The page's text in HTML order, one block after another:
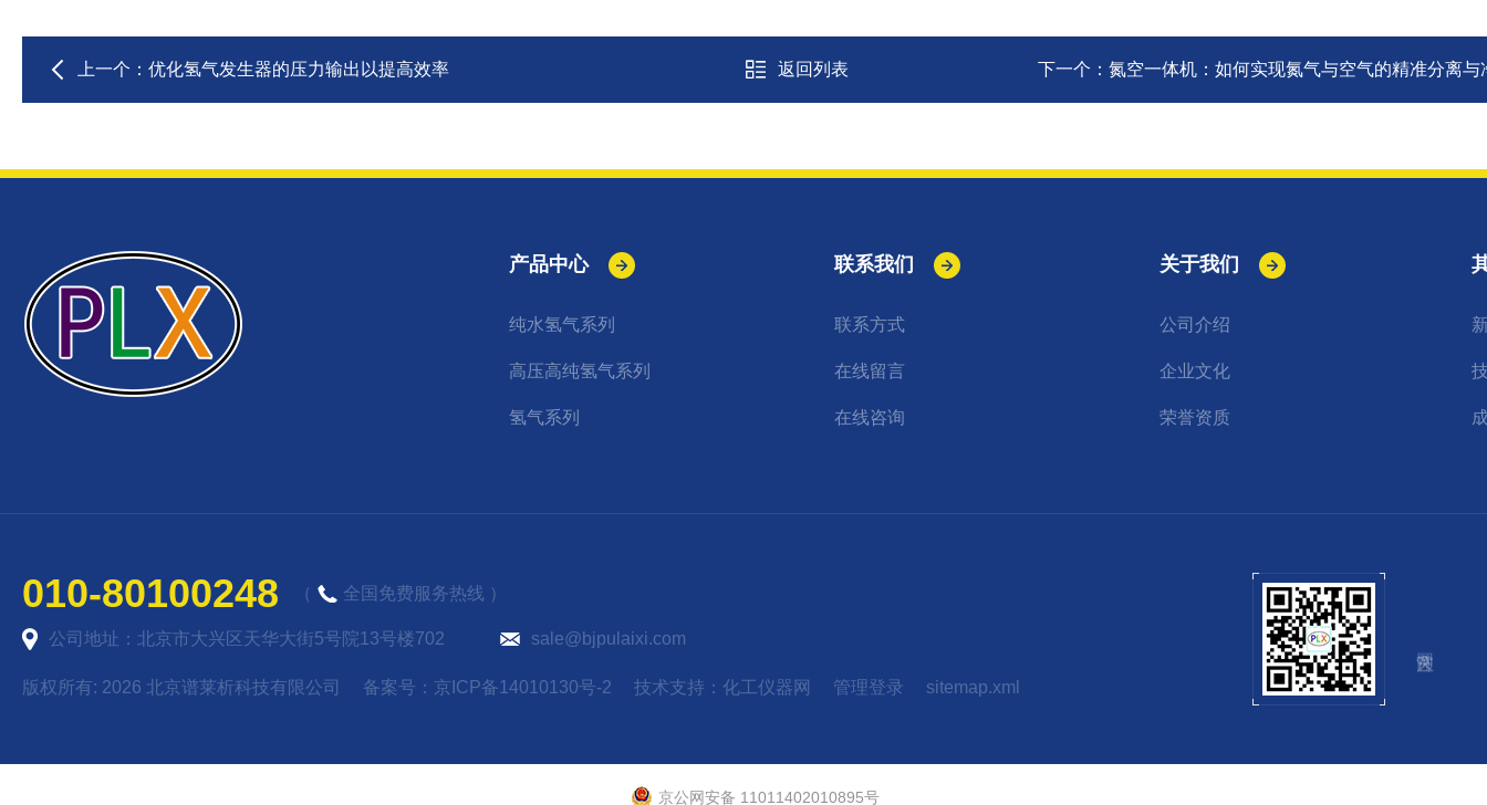
上一个： 优化氢气发生器的压力输出以提高效率 返回列表 下一个： 氮空一体机：如何实现氮气与空气的精准分离与
产品中心
纯水氢气系列
高压高纯氢气系列
氢气系列
联系我们
联系方式
在线留言
在线咨询
关于我们
公司介绍
企业文化
荣誉资质
010-80100248 （ 全国免费服务热线 ）
公司地址：北京市大兴区天华大街5号院13号楼702 sale@bjpulaixi.com
版权所有: 2026 北京谱莱析科技有限公司 备案号： 京ICP备14010130号-2 技术支持： 化工仪器网 管理登录 sitemap.xml
京公网安备 11011402010895号